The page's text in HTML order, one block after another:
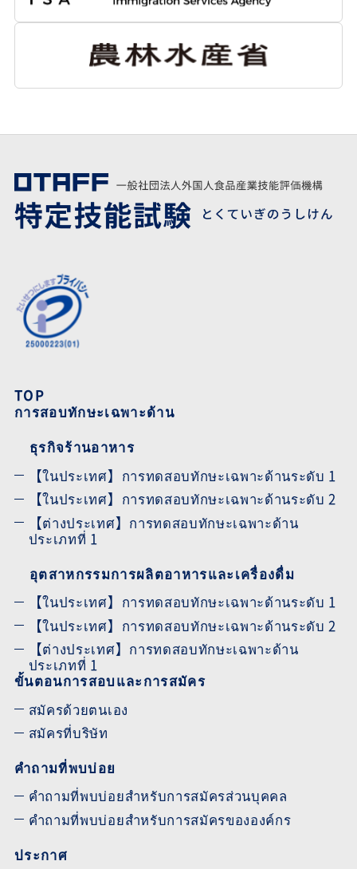
TOP
การสอบทักษะเฉพาะด้าน
ธุรกิจร้านอาหาร
【ในประเทศ】การทดสอบทักษะเฉพาะด้านระดับ 1
【ในประเทศ】การทดสอบทักษะเฉพาะด้านระดับ 2
【ต่างประเทศ】การทดสอบทักษะเฉพาะด้าน
ประเภทที่ 1
อุตสาหกรรมการผลิตอาหารและเครื่องดื่ม
【ในประเทศ】การทดสอบทักษะเฉพาะด้านระดับ 1
【ในประเทศ】การทดสอบทักษะเฉพาะด้านระดับ 2
【ต่างประเทศ】การทดสอบทักษะเฉพาะด้าน
ประเภทที่ 1
ขั้นตอนการสอบและการสมัคร
สมัครด้วยตนเอง
สมัครที่บริษัท
คำถามที่พบบ่อย
คำถามที่พบบ่อยสำหรับการสมัครส่วนบุคคล
คำถามที่พบบ่อยสำหรับการสมัครขององค์กร
ประกาศ